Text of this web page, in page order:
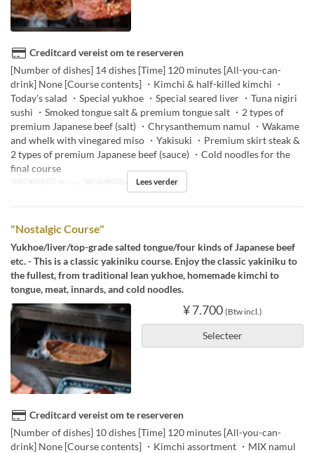
Creditcard vereist om te reserveren
[Number of dishes] 14 dishes [Time] 120 minutes [All-you-can-
drink] None [Course contents] ・Kimchi & half-killed kimchi ・
Today's salad ・Special yukhoe ・Special seared liver ・Tuna nigiri
sushi ・Smoked tongue salt & premium tongue salt ・2 types of
premium Japanese beef (salt) ・Chrysanthemum namul ・Wakame
and whelk with vinegared miso ・Yakisuki ・Premium skirt steak &
2 types of premium Japanese beef (sauce) ・Cold noodles for the
final course
Maaltijden Diner Bestellimiet 2 ~
Lees verder
"Nostalgic Course"
Yukhoe/liver/top-grade salted tongue/four kinds of Japanese beef
etc. - This is a classic yakiniku course. Enjoy the classic yakiniku to
the fullest, from traditional lean yukhoe, homemade kimchi to
tongue, meat, innards, and cold noodles.
¥ 7.700 (Btw incl.)
Selecteer
Creditcard vereist om te reserveren
[Number of dishes] 10 dishes [Time] 120 minutes [All-you-can-
drink] None [Course contents] ・Kimchi assortment ・MIX namul